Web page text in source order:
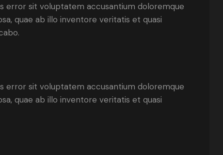
error sit voluptatem accusantium doloremque
quae ab illo inventore veritatis et quasi
error sit voluptatem accusantium doloremque
quae ab illo inventore veritatis et quasi